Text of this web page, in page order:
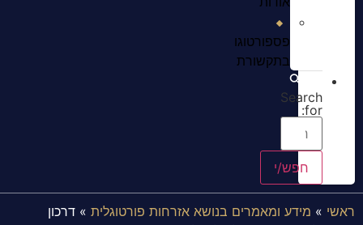
פספורטוגו
בתקשורת
Search
for:
ראשי » מידע ומאמרים בנושא אזרחות פורטוגלית » דרכון